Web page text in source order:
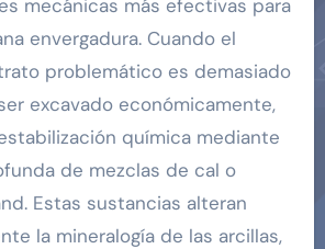
mecánicas más efectivas para
envergadura. Cuando el
problemático es demasiado
excavado económicamente,
química mediante
de mezclas de cal o
Estas sustancias alteran
la mineralogía de las arcillas,